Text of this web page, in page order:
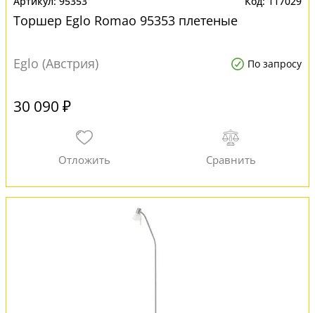
Торшер Eglo Romao 95353 плетеные
Eglo (Австрия) По запросу
30 090 ₽